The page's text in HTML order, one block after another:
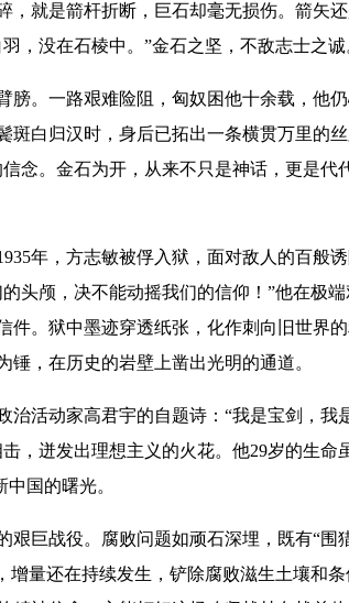
就是箭杆折断，巨石却毫无损伤。箭矢
，没在石棱中。”金石之坚，不敌志士之诚
。一路艰难险阻，匈奴困他十余载，他仍
白归汉时，身后已拓出一条横贯万里的
念。金石为开，从来不只是神话，更是代
年，方志敏被俘入狱，面对敌人的百般
头颅，决不能动摇我们的信仰！”他在极
。狱中墨迹穿透纸张，化作刺向旧世界
，在历史的岩壁上凿出光明的通道。
活动家高君宇的自题诗：“我是宝剑，我
，迸发出理想主义的火花。他29岁的生命
国的曙光。
巨战役。腐败问题如顽石深埋，既有“围
量还在持续发生，铲除腐败滋生土壤和